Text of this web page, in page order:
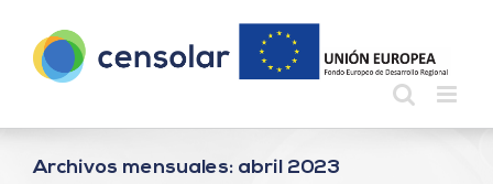
contenido
Archivos mensuales: abril 2023